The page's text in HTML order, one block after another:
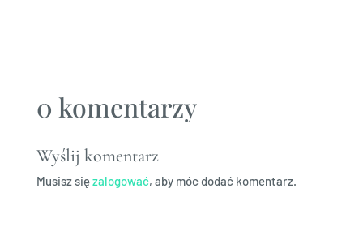
0 komentarzy
Wyślij komentarz
Musisz sięzalogować, aby móc dodać komentarz.